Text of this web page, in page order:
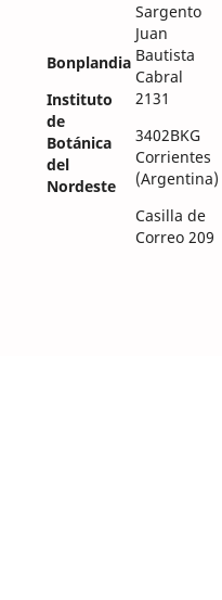
Bonplandia
Instituto
de
Botánica
del
Nordeste
Sargento
Juan
Bautista
Cabral
2131
3402BKG
Corrientes
(Argentina)
Casilla de
Correo 209